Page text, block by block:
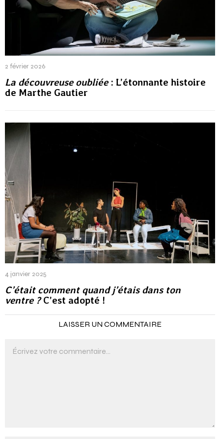
2 février 2026
La découvreuse oubliée: L’étonnante histoire
de Marthe Gautier
4 janvier 2025
C’était comment quand j’étais dans ton
ventre ?C’est adopté !
LAISSER UN COMMENTAIRE